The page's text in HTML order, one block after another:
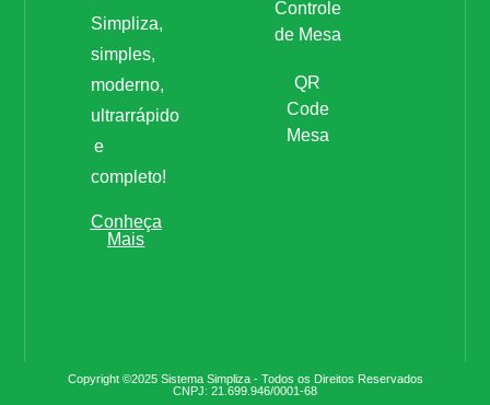
Simpliza,
simples,
moderno,
ultrarrápido
e
completo!
Conheça
Mais
Controle
de Mesa
QR
Code
Mesa
Copyright ©2025 Sistema Simpliza - Todos os Direitos Reservados
CNPJ: 21.699.946/0001-68